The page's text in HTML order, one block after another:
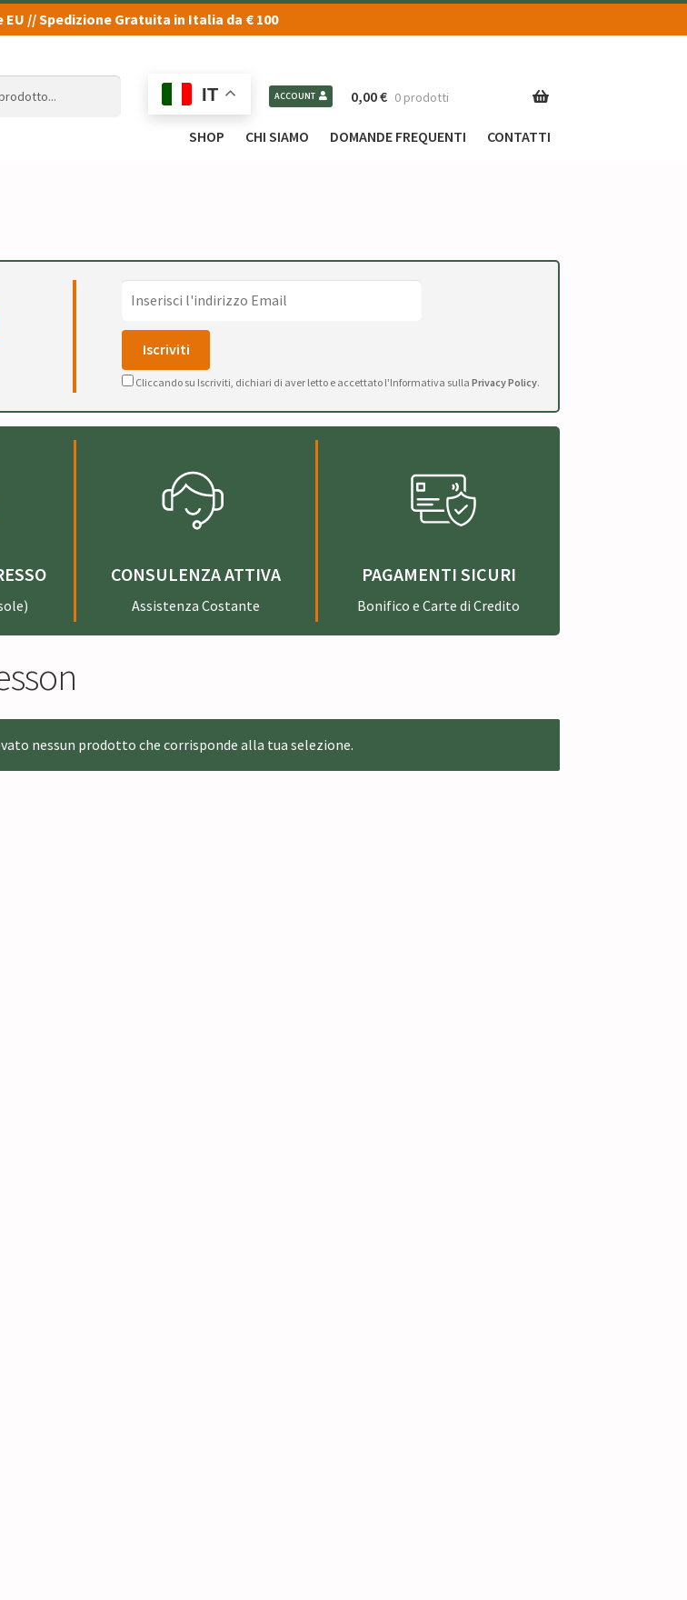
// Spedizione Gratuita in Italia da € 100
IT ACCOUNT 0,00€ 0 prodotti
SHOP CHI SIAMO DOMANDE FREQUENTI CONTATTI
Cliccando su Iscriviti, dichiari di aver letto e accettato l'Informativa sulla Privacy Policy.
CONSULENZA ATTIVA
Assistenza Costante
PAGAMENTI SICURI
Bonifico e Carte di Credito
nessun prodotto che corrisponde alla tua selezione.